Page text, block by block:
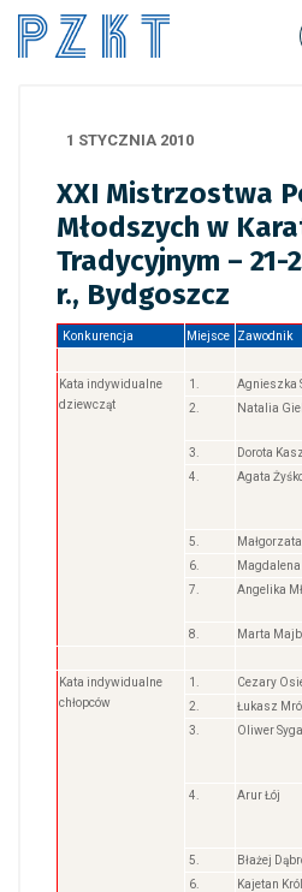
1 STYCZNIA 2010
XXI Mistrzostwa
Młodszych w
Tradycyjnym – 21-
r., Bydgoszcz
Konkurencja Miejsce Zawodnik
Kata indywidualne
dziewcząt
1. Agnieszka
2.
Natalia
3.
Dorota
4.
Agata
5.
6.
7.
Angelika
8.
Marta
Kata indywidualne
chłopców
1. Cezary
2.
Łukasz
3.
Oliwer
4.
Arur Łój
5.
Błażej
6.
Kajetan Król